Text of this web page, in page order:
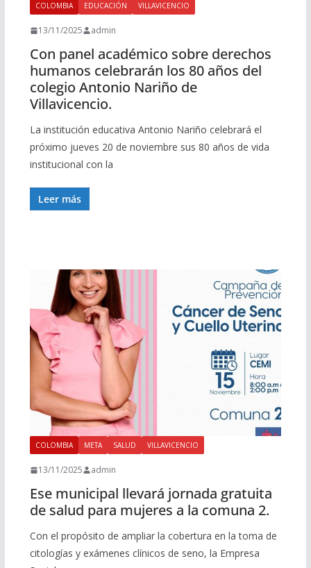
COLOMBIA EDUCACIÓN VILLAVICENCIO
13/11/2025 admin
Con panel académico sobre derechos
humanos celebrarán los 80 años del
colegio Antonio Nariño de
Villavicencio.
La institución educativa Antonio Nariño celebrará el
próximo jueves 20 de noviembre sus 80 años de vida
institucional con la
Leer más
COLOMBIA META SALUD VILLAVICENCIO
13/11/2025 admin
Ese municipal llevará jornada gratuita
de salud para mujeres a la comuna 2.
Con el propósito de ampliar la cobertura en la toma de
citologías y exámenes clínicos de seno, la Empresa